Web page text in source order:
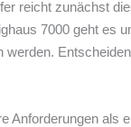
reicht zunächst
7000 geht es
Anforderungen